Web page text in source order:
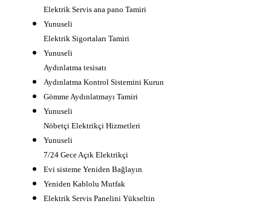
Elektrik Servis ana pano Tamiri
Yunuseli
Elektrik Sigortaları Tamiri
Yunuseli
Aydınlatma tesisatı
Aydınlatma Kontrol Sistemini Kurun
Gömme Aydınlatmayı Tamiri
Yunuseli
Nöbetçi Elektrikçi Hizmetleri
Yunuseli
7/24 Gece Açık Elektrikçi
Evi sisteme Yeniden Bağlayın
Yeniden Kablolu Mutfak
Elektrik Servis Panelini Yükseltin